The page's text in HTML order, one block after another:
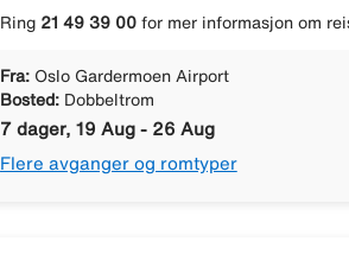
Ring 21 49 39 00for mer informasjon om
Fra: Oslo Gardermoen Airport
Bosted: Dobbeltrom
7 dager, 19 Aug - 26 Aug
Flere avganger og romtyper